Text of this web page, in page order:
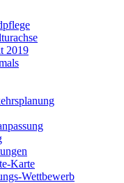
2019
Karte
Wettbewerb